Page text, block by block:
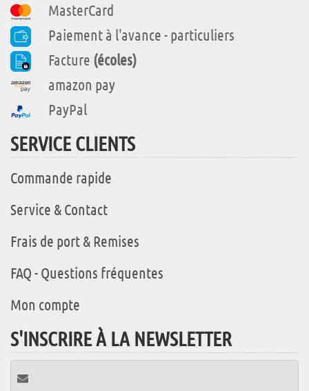
MasterCard
Paiement à l'avance - particuliers
Facture (écoles)
amazon pay
PayPal
SERVICE CLIENTS
Commande rapide
Service & Contact
Frais de port & Remises
FAQ - Questions fréquentes
Mon compte
S'INSCRIRE À LA NEWSLETTER